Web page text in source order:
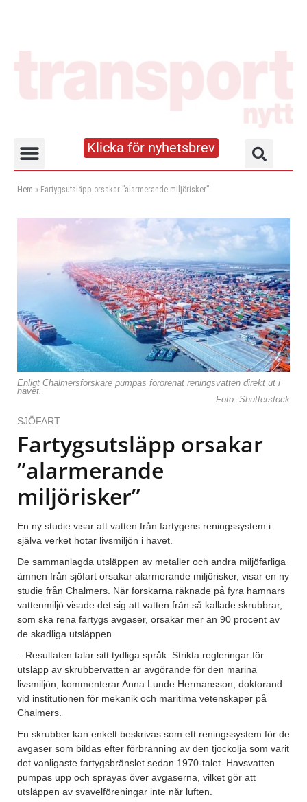
Klicka för nyhetsbrev
Hem » Fartygsutsläpp orsakar ”alarmerande miljörisker”
Enligt Chalmersforskare pumpas förorenat reningsvatten direkt ut i
havet.
Foto: Shutterstock
SJÖFART
Fartygsutsläpp orsakar
”alarmerande
miljörisker”
En ny studie visar att vatten från fartygens reningssystem i
själva verket hotar livsmiljön i havet.
De sammanlagda utsläppen av metaller och andra miljöfarliga
ämnen från sjöfart orsakar alarmerande miljörisker, visar en ny
studie från Chalmers. När forskarna räknade på fyra hamnars
vattenmiljö visade det sig att vatten från så kallade skrubbrar,
som ska rena fartygs avgaser, orsakar mer än 90 procent av
de skadliga utsläppen.
– Resultaten talar sitt tydliga språk. Strikta regleringar för
utsläpp av skrubbervatten är avgörande för den marina
livsmiljön, kommenterar Anna Lunde Hermansson, doktorand
vid institutionen för mekanik och maritima vetenskaper på
Chalmers.
En skrubber kan enkelt beskrivas som ett reningssystem för de
avgaser som bildas efter förbränning av den tjockolja som varit
det vanligaste fartygsbränslet sedan 1970-talet. Havsvatten
pumpas upp och sprayas över avgaserna, vilket gör att
utsläppen av svavelföreningar inte når luften.